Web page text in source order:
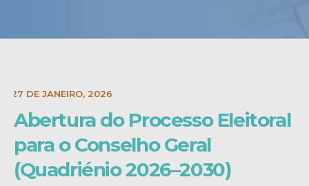
27 DE JANEIRO, 2026
Abertura do Processo Eleitoral
para o Conselho Geral
(Quadriénio 2026–2030)